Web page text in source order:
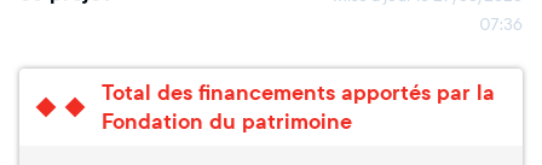
07:36
Total des financements apportés par la
Fondation du patrimoine